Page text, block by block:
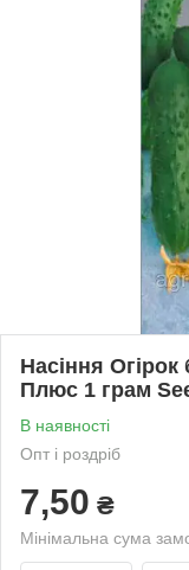
Насіння
Плюс 1 грам
В наявності
Опт і роздріб
7,50 ₴
Мінімальна сума